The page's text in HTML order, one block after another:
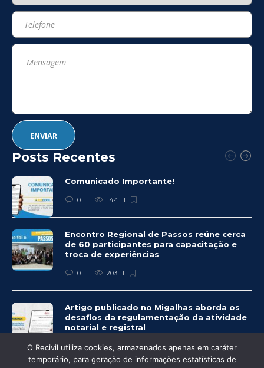
Posts Recentes
Comunicado Importante!
0 144
Encontro Regional de Passos reúne cerca
de 60 participantes para capacitação e
troca de experiências
0 203
Artigo publicado no Migalhas aborda os
desafios da regulamentação da atividade
notarial e registral
0 459
O Recivil utiliza cookies, armazenados apenas em caráter
temporário, para geração de informações estatísticas de